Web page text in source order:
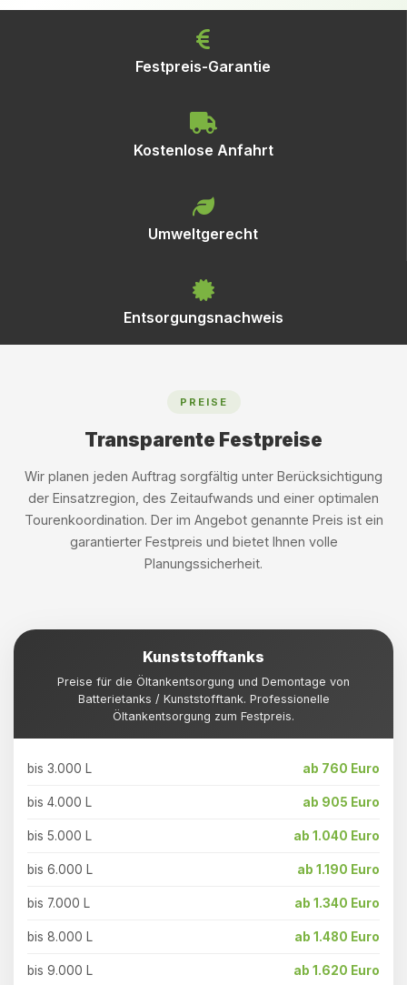
Festpreis-Garantie
Kostenlose Anfahrt
Umweltgerecht
Entsorgungsnachweis
PREISE
Transparente Festpreise
Wir planen jeden Auftrag sorgfältig unter Berücksichtigung
der Einsatzregion, des Zeitaufwands und einer optimalen
Tourenkoordination. Der im Angebot genannte Preis ist ein
garantierter Festpreis und bietet Ihnen volle
Planungssicherheit.
Kunststofftanks
Preise für die Öltankentsorgung und Demontage von
Batterietanks / Kunststofftank. Professionelle
Öltankentsorgung zum Festpreis.
bis 3.000 L ab 760 Euro
bis 4.000 L ab 905 Euro
bis 5.000 L ab 1.040 Euro
bis 6.000 L ab 1.190 Euro
bis 7.000 L ab 1.340 Euro
bis 8.000 L ab 1.480 Euro
bis 9.000 L ab 1.620 Euro